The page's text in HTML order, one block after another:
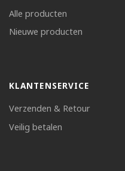
Alle producten
Nieuwe producten
KLANTENSERVICE
Verzenden & Retour
Veilig betalen